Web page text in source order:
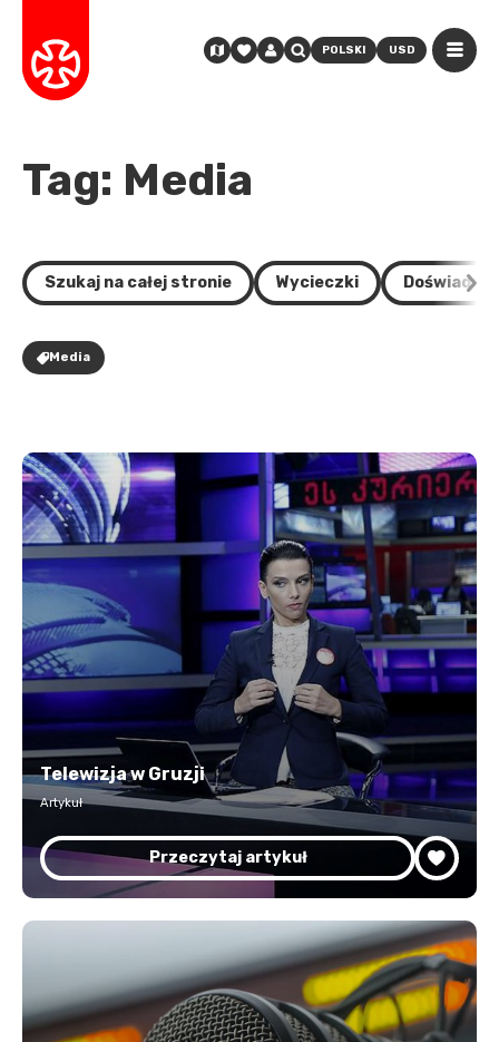
POLSKI USD
Tag: Media
Szukaj na całej stronie Wycieczki
Media
Telewizja w Gruzji
Artykuł
Przeczytaj artykuł